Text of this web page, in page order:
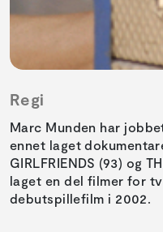
Regi
Marc Munden har
ennet laget
GIRLFRIENDS (93) og
laget en del filmer for
debutspillefilm i 2002.